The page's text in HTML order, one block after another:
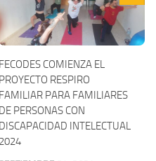
FECODES COMIENZA EL
PROYECTO RESPIRO
FAMILIAR PARA FAMILIARES
DE PERSONAS CON
DISCAPACIDAD INTELECTUAL
2024